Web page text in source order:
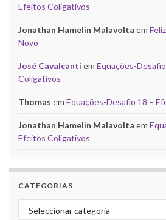
Efeitos Coligativos
Jonathan Hamelin Malavolta em
Novo
José Cavalcanti em Equações-
Coligativos
Thomas em Equações-Desafio 18 –
Jonathan Hamelin Malavolta em
Efeitos Coligativos
CATEGORIAS
Categorias